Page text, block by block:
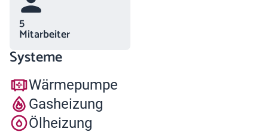
5
Mitarbeiter
Systeme
Wärmepumpe
Gasheizung
Ölheizung